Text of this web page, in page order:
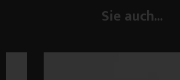
Sie auch...